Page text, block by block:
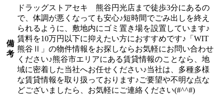
備
考
ドラッグストアセキ 熊谷円光店まで徒歩3分にあるの
で、体調が悪くなっても安心♪短時間でごみ出しを終え
られるように、敷地内にゴミ置き場を設置しています♪
賃料を10万円以下に抑えたい方におすすめです♪「WIT
熊谷Ⅱ」の物件情報をお探しならお気軽にお問い合わせ
ください♪熊谷市エリアにある賃貸情報のことなら、地
域に密着した当社へお任せください♪当社は、多種多様
な賃貸情報を取り扱っております♪ご要望や不明な点な
どございましたら、お気軽にご連絡ください(#^^#)